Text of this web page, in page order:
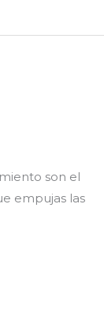
son el
empujas las